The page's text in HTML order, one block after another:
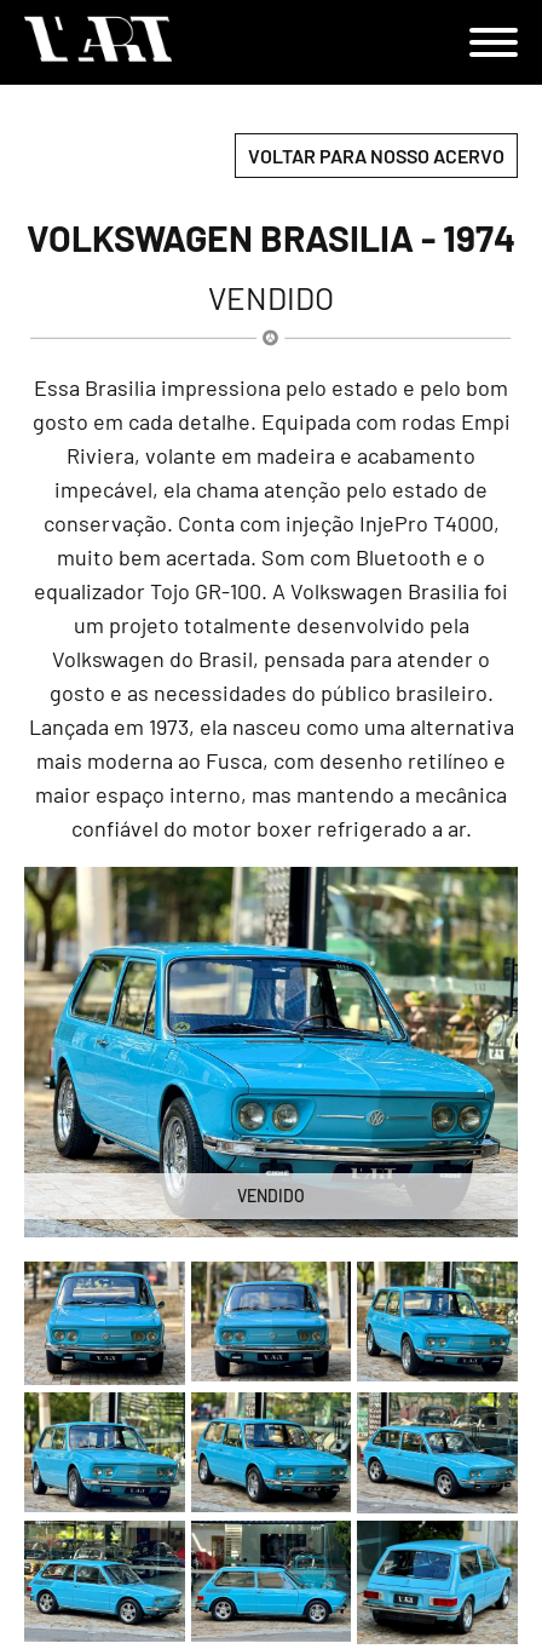
VOLTAR PARA NOSSO ACERVO
VOLKSWAGEN BRASILIA - 1974
VENDIDO
Essa Brasilia impressiona pelo estado e pelo bom
gosto em cada detalhe. Equipada com rodas Empi
Riviera, volante em madeira e acabamento
impecável, ela chama atenção pelo estado de
conservação. Conta com injeção InjePro T4000,
muito bem acertada. Som com Bluetooth e o
equalizador Tojo GR-100. A Volkswagen Brasilia foi
um projeto totalmente desenvolvido pela
Volkswagen do Brasil, pensada para atender o
gosto e as necessidades do público brasileiro.
Lançada em 1973, ela nasceu como uma alternativa
mais moderna ao Fusca, com desenho retilíneo e
maior espaço interno, mas mantendo a mecânica
confiável do motor boxer refrigerado a ar.
VENDIDO